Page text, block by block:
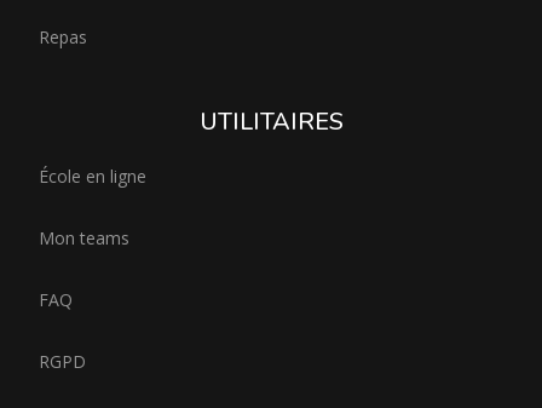
Repas
UTILITAIRES
École en ligne
Mon teams
FAQ
RGPD